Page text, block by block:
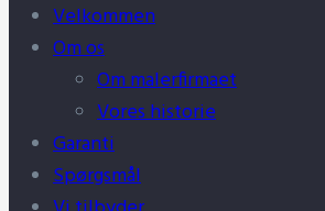
Velkommen
Om os
Om malerfirmaet
Vores historie
Garanti
Spørgsmål